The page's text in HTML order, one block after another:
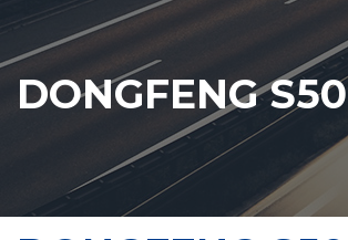
DONGFENG S50